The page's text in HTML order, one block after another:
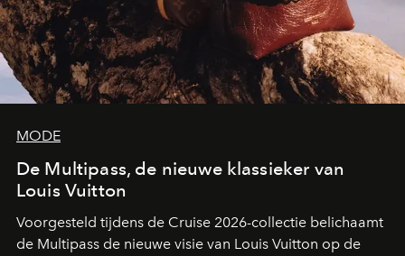
MODE
De Multipass, de nieuwe klassieker van
Louis Vuitton
Voorgesteld tijdens de Cruise 2026-collectie belichaamt
de Multipass de nieuwe visie van Louis Vuitton op de